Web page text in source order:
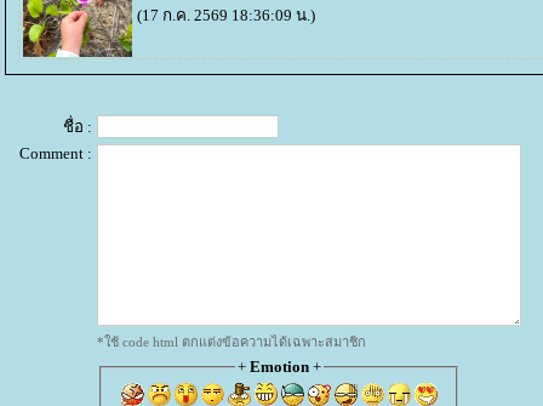
(17 ก.ค. 2569 18:36:09 น.)
ชื่อ :
Comment :
*ใช้ code html ตกแต่งข้อความได้เฉพาะสมาชิก
+ Emotion+